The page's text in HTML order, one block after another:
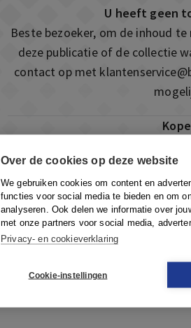
Over de cookies op deze website
We gebruiken cookies om content en
functies voor social media te bieden en om
analyseren. Ook delen we informatie over
met onze partners voor social media,
Privacy- en cookieverklaring
Cookie-instellingen
U heeft geen
Beste bezoeker, om de inhoud
deze publicatie of de collectie
contact op met
Deze publicatie is ook te vinden
ook de mogelijkheid om